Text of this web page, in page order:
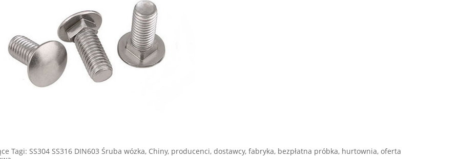
Tagi: SS304 SS316 DIN603 Śruba wózka, Chiny, producenci, dostawcy, fabryka, bezpłatna próbka, hurtownia, oferta